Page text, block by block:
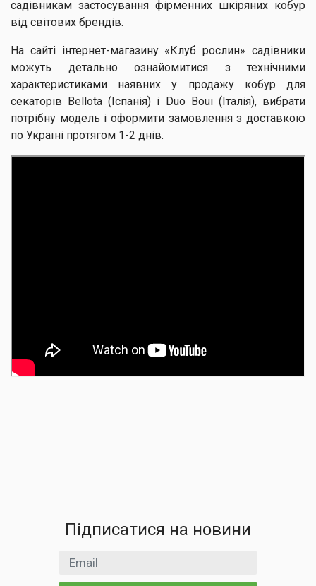
садівникам застосування фірменних шкіряних кобур
від світових брендів.
На сайті інтернет-магазину «Клуб рослин» садівники
можуть детально ознайомитися з технічними
характеристиками наявних у продажу кобур для
секаторів Bellota (Іспанія) і Duo Boui (Італія), вибрати
потрібну модель і оформити замовлення з доставкою
по Україні протягом 1-2 днів.
Підписатися на новини
Email